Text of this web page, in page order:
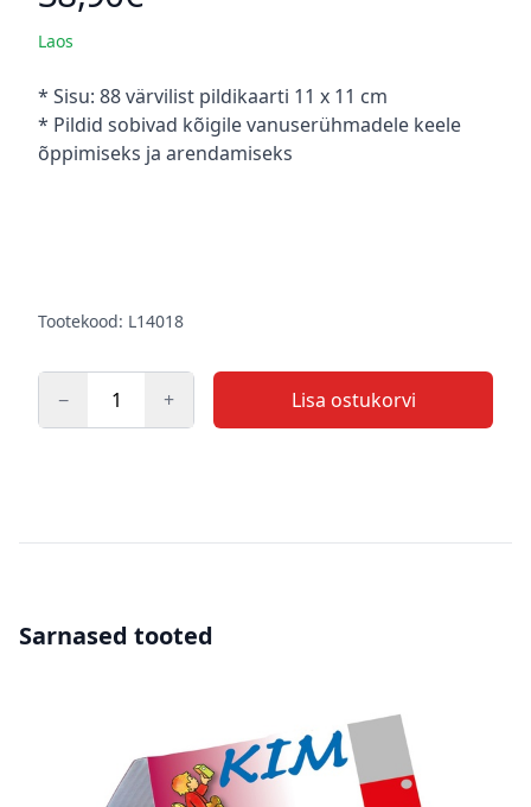
Laos
Kirjeldus
* Sisu: 88 värvilist pildikaarti 11 x 11 cm
* Pildid sobivad kõigile vanuserühmadele keele
õppimiseks ja arendamiseks
Tootekood: L14018
− + Lisa ostukorvi
Sarnased tooted